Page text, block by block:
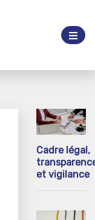
Cadre légal,
et vigilance